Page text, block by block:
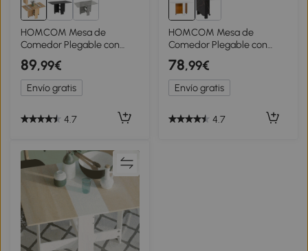
HOMCOM Mesa de
Comedor Plegable con
Ruedas Mesa Auxiliar
Multifuncional con Alas
Abatibles y Estantes
140x80x74cm Madera
89,99€
Envío gratis
4.7
HOMCOM Mesa de
Comedor Plegable con
Ruedas Mesa Auxiliar
Multifuncional con 2 Alas
Abatibles 120x80x73 cm
Blanco y Teca
78,99€
Envío gratis
4.7